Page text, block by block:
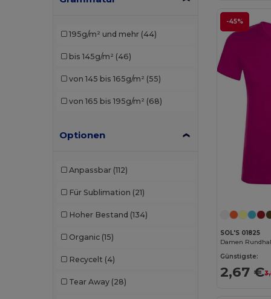
Roly Sport
195g/m² und mehr (44)
bis 145g/m² (46)
von 145 bis 165g/m² (55)
von 165 bis 195g/m² (68)
Optionen
Anpassbar (112)
Für Sublimation (21)
Hoher Bestand (134)
Organic (15)
Recycelt (4)
Tear Away (28)
-45%
SOL'S 01825
Damen
Günstigste:
2,67 €